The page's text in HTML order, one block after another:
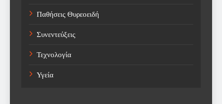
Παθήσεις Θυρεοειδή
Συνεντεύξεις
Τεχνολογία
Υγεία